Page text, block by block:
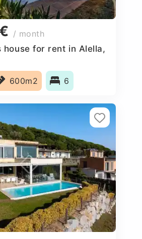
/ month
house for rent in Alella,
600m2 6